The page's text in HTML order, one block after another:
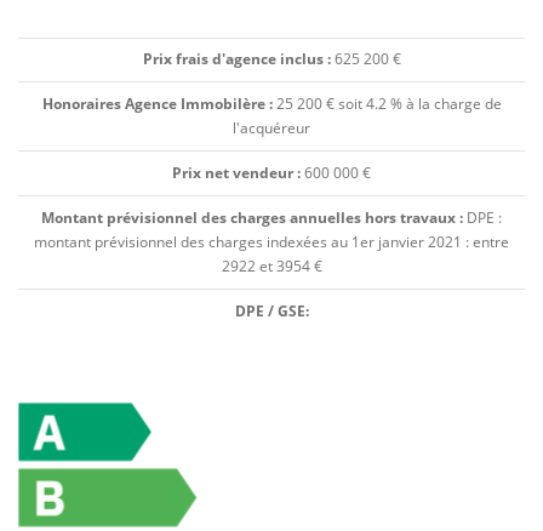
Prix frais d'agence inclus :625 200 €
Honoraires Agence Immobilère :25 200 € soit 4.2 % à la charge de
l'acquéreur
Prix net vendeur :600 000 €
Montant prévisionnel des charges annuelles hors travaux : DPE :
montant prévisionnel des charges indexées au 1er janvier 2021 : entre
2922 et 3954 €
DPE / GSE: